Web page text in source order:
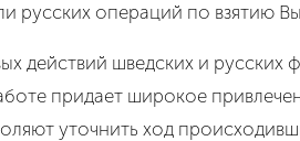
русских операций по взятию
действий шведских и русских
придает широкое
уточнить ход